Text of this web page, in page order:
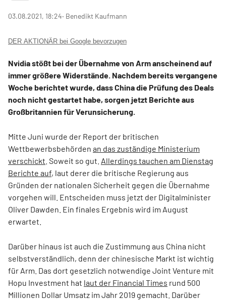
03.08.2021, 18:24‧ Benedikt Kaufmann
DER AKTIONÄR bei Google bevorzugen
Nvidia stößt bei der Übernahme von Arm anscheinend auf
immer größere Widerstände. Nachdem bereits vergangene
Woche berichtet wurde, dass China die Prüfung des Deals
noch nicht gestartet habe, sorgen jetzt Berichte aus
Großbritannien für Verunsicherung.
Mitte Juni wurde der Report der britischen
Wettbewerbsbehörden an das zuständige Ministerium
verschickt . Soweit so gut. Allerdings tauchen am Dienstag
Berichte auf, laut derer die britische Regierung aus
Gründen der nationalen Sicherheit gegen die Übernahme
vorgehen will. Entscheiden muss jetzt der Digitalminister
Oliver Dawden. Ein finales Ergebnis wird im August
erwartet.
Darüber hinaus ist auch die Zustimmung aus China nicht
selbstverständlich, denn der chinesische Markt ist wichtig
für Arm. Das dort gesetzlich notwendige Joint Venture mit
Hopu Investment hat laut der Financial Times rund 500
Millionen Dollar Umsatz im Jahr 2019 gemacht. Darüber